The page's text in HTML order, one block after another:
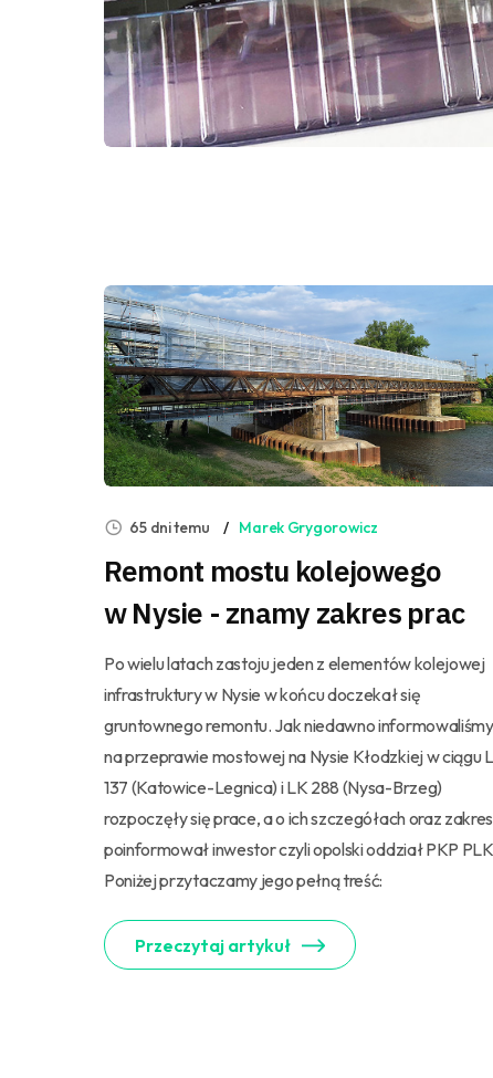
65 dni temu Marek Grygorowicz
Remont mostu kolejowego
w Nysie - znamy zakres prac
Po wielu latach zastoju jeden z elementów kolejowej
infrastruktury w Nysie w końcu doczekał się
gruntownego remontu. Jak niedawno informowaliśmy
na przeprawie mostowej na Nysie Kłodzkiej w ciągu
137 (Katowice-Legnica) i LK 288 (Nysa-Brzeg)
rozpoczęły się prace, a o ich szczegółach oraz
poinformował inwestor czyli opolski oddział PKP
Poniżej przytaczamy jego pełną treść:
Przeczytaj artykuł